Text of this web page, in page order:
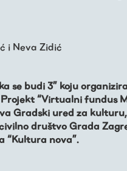
i Neva Zidić
se budi 3” koju
“Virtualni fundus
Gradski ured za kulturu,
društvo Grada
“Kultura nova”.